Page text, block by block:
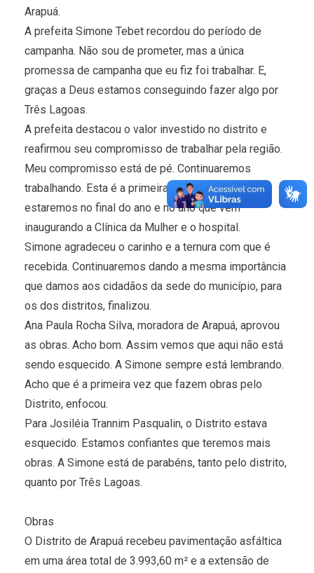
Arapuá.
A prefeita Simone Tebet recordou do período de
campanha. Não sou de prometer, mas a única
promessa de campanha que eu fiz foi trabalhar. E,
graças a Deus estamos conseguindo fazer algo por
Três Lagoas.
A prefeita destacou o valor investido no distrito e
reafirmou seu compromisso de trabalhar pela região.
Meu compromisso está de pé. Continuaremos
trabalhando. Esta é a primeira inauguração, mas
estaremos no final do ano e no ano que vem
inaugurando a Clínica da Mulher e o hospital.
Simone agradeceu o carinho e a ternura com que é
recebida. Continuaremos dando a mesma importância
que damos aos cidadãos da sede do município, para
os dos distritos, finalizou.
Ana Paula Rocha Silva, moradora de Arapuá, aprovou
as obras. Acho bom. Assim vemos que aqui não está
sendo esquecido. A Simone sempre está lembrando.
Acho que é a primeira vez que fazem obras pelo
Distrito, enfocou.
Para Josiléia Trannim Pasqualin, o Distrito estava
esquecido. Estamos confiantes que teremos mais
obras. A Simone está de parabéns, tanto pelo distrito,
quanto por Três Lagoas.
Obras
O Distrito de Arapuá recebeu pavimentação asfáltica
em uma área total de 3.993,60 m² e a extensão de